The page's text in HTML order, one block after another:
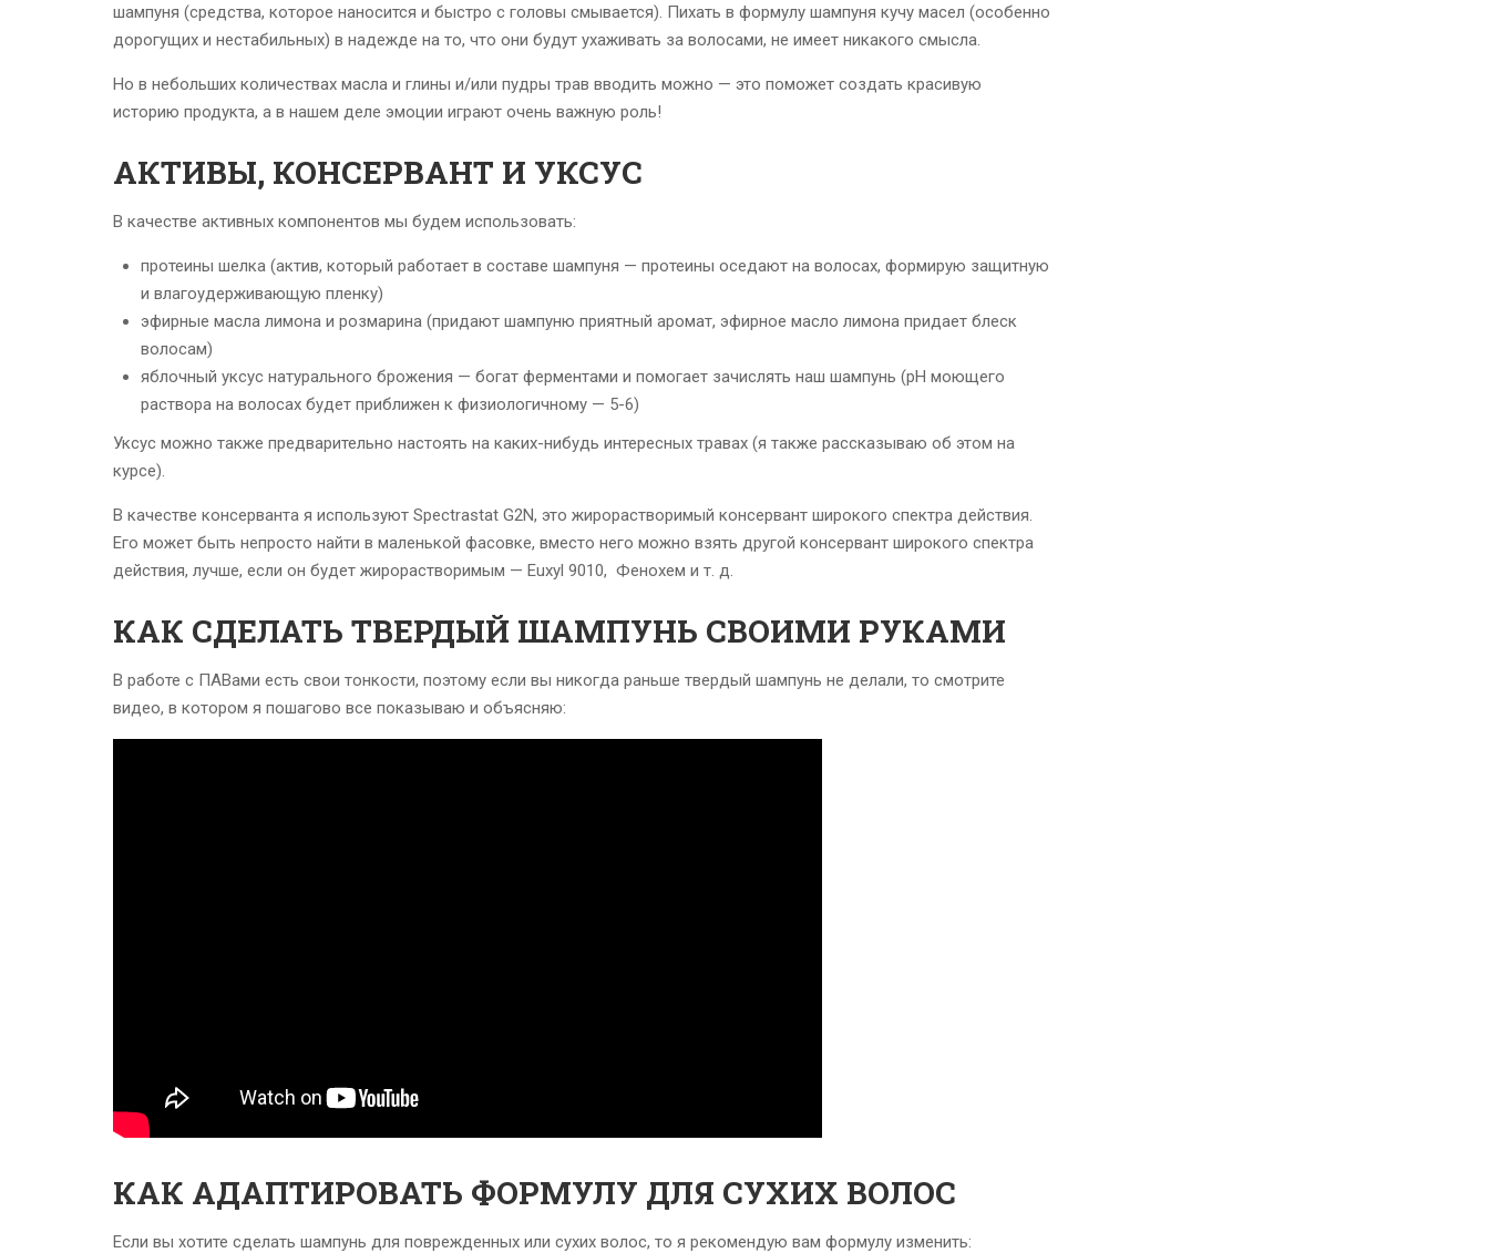
шампуня (средства, которое наносится и быстро с головы смывается). Пихать в формулу шампуня кучу масел (особенно
дорогущих и нестабильных) в надежде на то, что они будут ухаживать за волосами, не имеет никакого смысла.
Но в небольших количествах масла и глины и/или пудры трав вводить можно — это поможет создать красивую
историю продукта, а в нашем деле эмоции играют очень важную роль!
АКТИВЫ, КОНСЕРВАНТ И УКСУС
В качестве активных компонентов мы будем использовать:
протеины шелка (актив, который работает в составе шампуня — протеины оседают на волосах, формирую защитную
и влагоудерживающую пленку)
эфирные масла лимона и розмарина (придают шампуню приятный аромат, эфирное масло лимона придает блеск
волосам)
яблочный уксус натурального брожения — богат ферментами и помогает зачислять наш шампунь (рН моющего
раствора на волосах будет приближен к физиологичному — 5-6)
Уксус можно также предварительно настоять на каких-нибудь интересных травах (я также рассказываю об этом на
курсе).
В качестве консерванта я используют Spectrastat G2N, это жирорастворимый консервант широкого спектра действия.
Его может быть непросто найти в маленькой фасовке, вместо него можно взять другой консервант широкого спектра
действия, лучше, если он будет жирорастворимым — Euxyl 9010, Фенохем и т. д.
КАК СДЕЛАТЬ ТВЕРДЫЙ ШАМПУНЬ СВОИМИ РУКАМИ
В работе с ПАВами есть свои тонкости, поэтому если вы никогда раньше твердый шампунь не делали, то смотрите
видео, в котором я пошагово все показываю и объясняю:
КАК АДАПТИРОВАТЬ ФОРМУЛУ ДЛЯ СУХИХ ВОЛОС
Если вы хотите сделать шампунь для поврежденных или сухих волос, то я рекомендую вам формулу изменить: